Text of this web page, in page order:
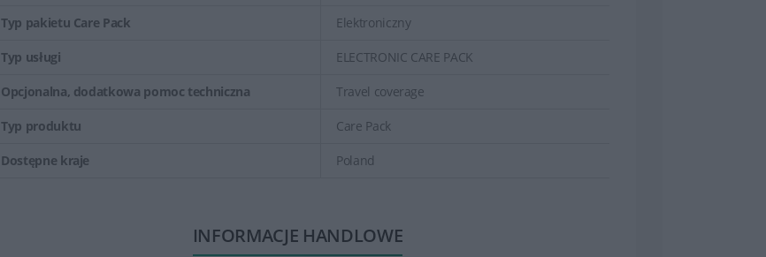
Typ pakietu Care Pack Elektroniczny
Typ usługi ELECTRONIC CARE PACK
Opcjonalna, dodatkowa pomoc techniczna Travel coverage
Typ produktu Care Pack
Dostępne kraje Poland
INFORMACJE HANDLOWE